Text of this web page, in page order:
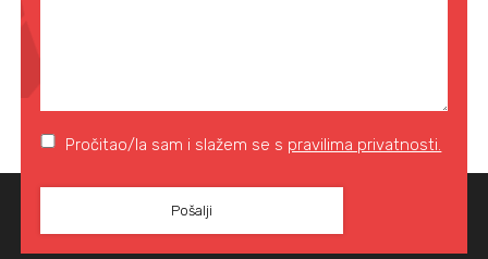
Pročitao/la sam i slažem se s pravilima privatnosti.